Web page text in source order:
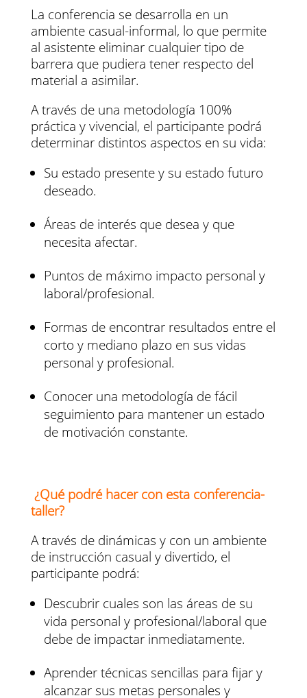
La conferencia se desarrolla en un
ambiente casual-informal, lo que permite
al asistente eliminar cualquier tipo de
barrera que pudiera tener respecto del
material a asimilar.
A través de una metodología 100%
práctica y vivencial, el participante podrá
determinar distintos aspectos en su vida:
Su estado presente y su estado futuro
deseado.
Áreas de interés que desea y que
necesita afectar.
Puntos de máximo impacto personal y
laboral/profesional.
Formas de encontrar resultados entre el
corto y mediano plazo en sus vidas
personal y profesional.
Conocer una metodología de fácil
seguimiento para mantener un estado
de motivación constante.
¿Qué podré hacer con esta conferencia-
taller?
A través de dinámicas y con un ambiente
de instrucción casual y divertido, el
participante podrá:
Descubrir cuales son las áreas de su
vida personal y profesional/laboral que
debe de impactar inmediatamente.
Aprender técnicas sencillas para fijar y
alcanzar sus metas personales y